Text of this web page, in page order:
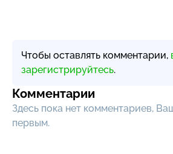
Чтобы оставлять комментарии,
зарегистрируйтесь.
Комментарии
Здесь пока нет комментариев,
первым.